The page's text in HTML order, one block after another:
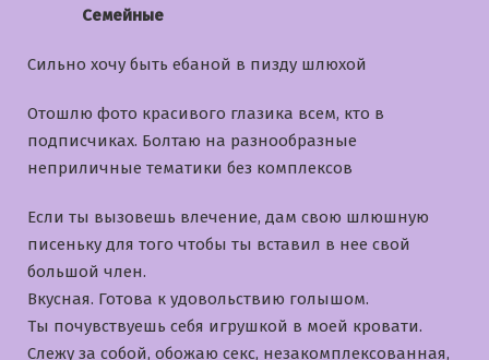
Семейные
Сильно хочу быть ебаной в пизду шлюхой
Отошлю фото красивого глазика всем, кто в
подписчиках. Болтаю на разнообразные
неприличные тематики без комплексов
Если ты вызовешь влечение, дам свою шлюшную
писеньку для того чтобы ты вставил в нее свой
большой член.
Вкусная. Готова к удовольствию голышом.
Ты почувствуешь себя игрушкой в моей кровати.
Слежу за собой, обожаю секс, незакомплексованная,